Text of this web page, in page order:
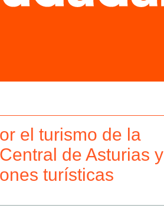
el turismo de la
de Asturias y
turísticas